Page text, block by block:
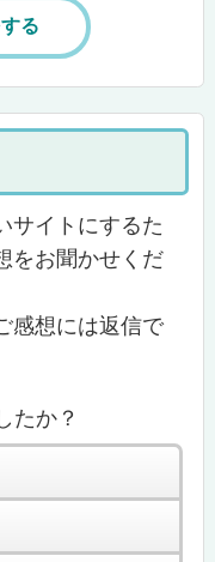
る
サイトにするた
をお聞かせくだ
感想には返信で
たか？